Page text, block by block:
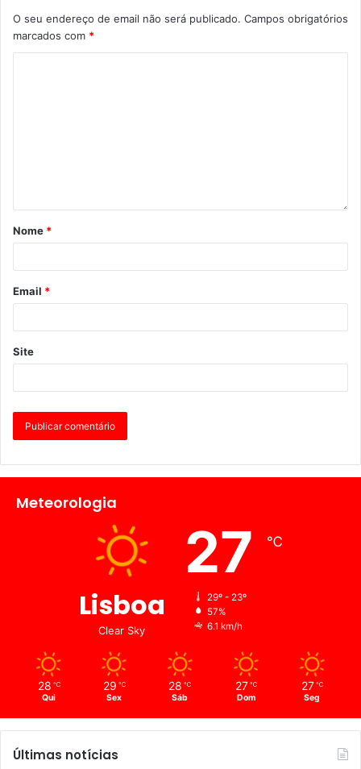
O seu endereço de email não será publicado. Campos obrigatórios
marcados com *
Nome *
Email *
Site
Meteorologia
Lisboa
Clear Sky
27 ℃
29º - 23º
57%
6.1 km/h
28 ℃
Qui
29 ℃
Sex
28 ℃
Sáb
27 ℃
Dom
27 ℃
Seg
Últimas notícias